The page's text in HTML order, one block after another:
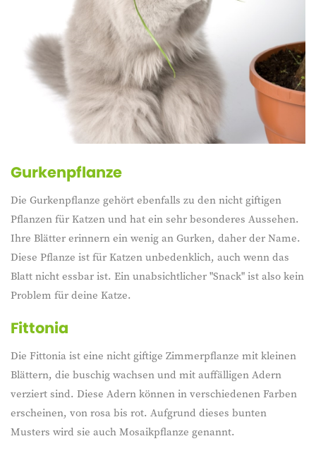
Gurkenpflanze
Die Gurkenpflanze gehört ebenfalls zu den nicht giftigen
Pflanzen für Katzen und hat ein sehr besonderes Aussehen.
Ihre Blätter erinnern ein wenig an Gurken, daher der Name.
Diese Pflanze ist für Katzen unbedenklich, auch wenn das
Blatt nicht essbar ist. Ein unabsichtlicher "Snack" ist also kein
Problem für deine Katze.
Fittonia
Die Fittonia ist eine nicht giftige Zimmerpflanze mit kleinen
Blättern, die buschig wachsen und mit auffälligen Adern
verziert sind. Diese Adern können in verschiedenen Farben
erscheinen, von rosa bis rot. Aufgrund dieses bunten
Musters wird sie auch Mosaikpflanze genannt.